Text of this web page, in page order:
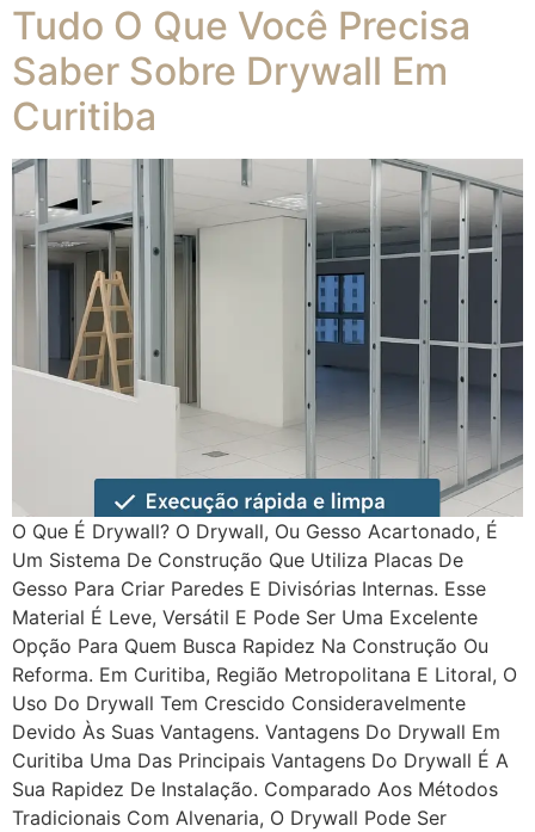
Tudo O Que Você Precisa
Saber Sobre Drywall Em
Curitiba
O Que É Drywall? O Drywall, Ou Gesso Acartonado, É
Um Sistema De Construção Que Utiliza Placas De
Gesso Para Criar Paredes E Divisórias Internas. Esse
Material É Leve, Versátil E Pode Ser Uma Excelente
Opção Para Quem Busca Rapidez Na Construção Ou
Reforma. Em Curitiba, Região Metropolitana E Litoral, O
Uso Do Drywall Tem Crescido Consideravelmente
Devido Às Suas Vantagens. Vantagens Do Drywall Em
Curitiba Uma Das Principais Vantagens Do Drywall É A
Sua Rapidez De Instalação. Comparado Aos Métodos
Tradicionais Com Alvenaria, O Drywall Pode Ser